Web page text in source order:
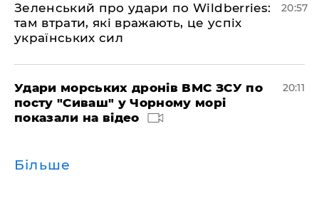
Зеленський про удари по Wildberries:
там втрати, які вражають, це успіх
українських сил
20:57
Удари морських дронів ВМС ЗСУ по
посту "Сиваш" у Чорному морі
показали на відео
20:11
Більше